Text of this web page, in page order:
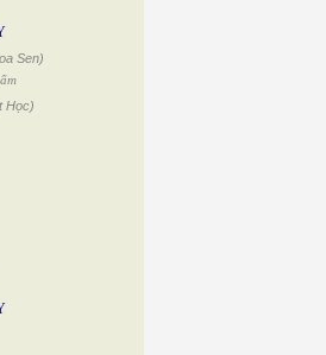
Sen)
Học)